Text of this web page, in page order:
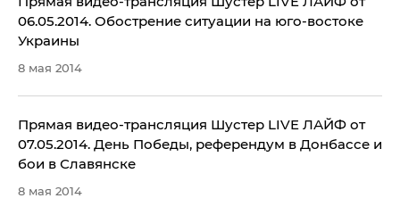
06.05.2014. Обострение ситуации на юго-востоке
Украины
8 мая 2014
Прямая видео-трансляция Шустер LIVE ЛАЙФ от
07.05.2014. День Победы, референдум в Донбассе и
бои в Славянске
8 мая 2014